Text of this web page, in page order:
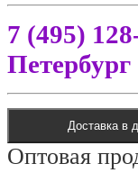
7 (495)
Петербург
Доставка в
Оптовая